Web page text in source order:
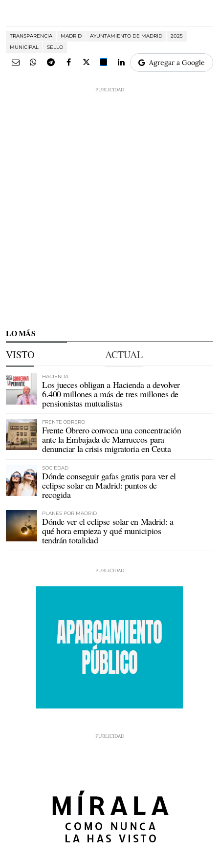
TRANSPARENCIA MADRID AYUNTAMIENTO DE MADRID
2025
MUNICIPAL
SELLO
Agregar a Google
LO MÁS
VISTO ACTUAL
HACIENDA
Los jueces obligan a Hacienda a devolver
6.400 millones a más de tres millones de
pensionistas mutualistas
FRENTE OBRERO
Frente Obrero convoca una concentración
ante la Embajada de Marruecos para
denunciar la crisis migratoria en Ceuta
SOCIEDAD
Dónde conseguir gafas gratis para ver el
eclipse solar en Madrid: puntos de
recogida
PLANES POR MADRID
Dónde ver el eclipse solar en Madrid: a
qué hora empieza y qué municipios
tendrán totalidad